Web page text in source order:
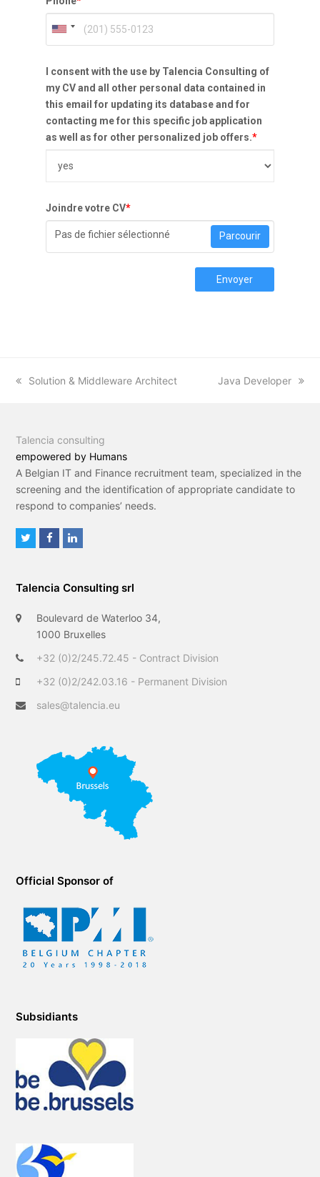
I consent with the use by Talencia Consulting of
my CV and all other personal data contained in
this email for updating its database and for
contacting me for this specific job application
as well as for other personalized job offers.*
Joindre votre CV*
Pas de fichier sélectionné Parcourir
Envoyer
previous
Solution & Middleware Architect
next
Java Developer
Talencia consulting
empowered by Humans
A Belgian IT and Finance recruitment team, specialized in the
screening and the identification of appropriate candidate to
respond to companies’ needs.
t
e
F
e
b
o
o
k
e
d
I
Talencia Consulting srl
Boulevard de Waterloo 34,
1000 Bruxelles
+32 (0)2/245.72.45 - Contract Division
+32 (0)2/242.03.16 - Permanent Division
sales@talencia.eu
Official Sponsor of
Subsidiants